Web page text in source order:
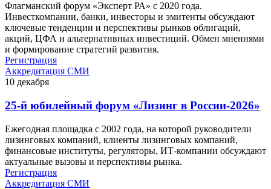
Флагманский форум «Эксперт РА» с 2020 года.
Инвесткомпании, банки, инвесторы и эмитенты обсуждают
ключевые тенденции и перспективы рынков облигаций,
акций, ЦФА и альтернативных инвестиций. Обмен мнениями
и формирование стратегий развития.
Регистрация
Аккредитация СМИ
10 декабря
25-й юбилейный форум «Лизинг в России-2026»
Ежегодная площадка с 2002 года, на которой руководители
лизинговых компаний, клиенты лизинговых компаний,
финансовые институты, регуляторы, ИТ-компании обсуждают
актуальные вызовы и перспективы рынка.
Регистрация
Аккредитация СМИ